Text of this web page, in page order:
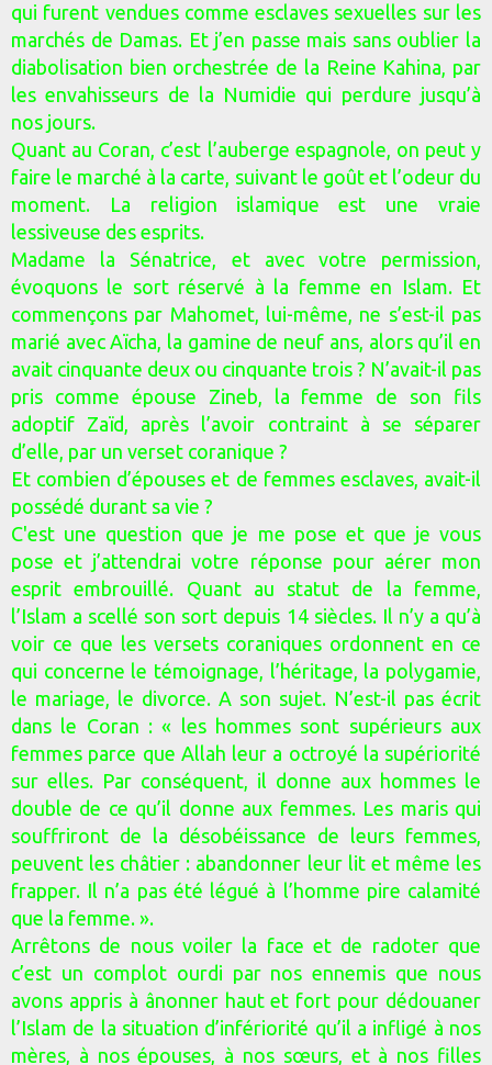
qui furent vendues comme esclaves sexuelles sur les
marchés de Damas. Et j’en passe mais sans oublier la
diabolisation bien orchestrée de la Reine Kahina, par
les envahisseurs de la Numidie qui perdure jusqu’à
nos jours.
Quant au Coran, c’est l’auberge espagnole, on peut y
faire le marché à la carte, suivant le goût et l’odeur du
moment. La religion islamique est une vraie
lessiveuse des esprits.
Madame la Sénatrice, et avec votre permission,
évoquons le sort réservé à la femme en Islam. Et
commençons par Mahomet, lui-même, ne s’est-il pas
marié avec Aïcha, la gamine de neuf ans, alors qu’il en
avait cinquante deux ou cinquante trois ? N’avait-il pas
pris comme épouse Zineb, la femme de son fils
adoptif Zaïd, après l’avoir contraint à se séparer
d’elle, par un verset coranique ?
Et combien d’épouses et de femmes esclaves, avait-il
possédé durant sa vie ?
C'est une question que je me pose et que je vous
pose et j’attendrai votre réponse pour aérer mon
esprit embrouillé. Quant au statut de la femme,
l’Islam a scellé son sort depuis 14 siècles. Il n’y a qu’à
voir ce que les versets coraniques ordonnent en ce
qui concerne le témoignage, l’héritage, la polygamie,
le mariage, le divorce. A son sujet. N’est-il pas écrit
dans le Coran : « les hommes sont supérieurs aux
femmes parce que Allah leur a octroyé la supériorité
sur elles. Par conséquent, il donne aux hommes le
double de ce qu’il donne aux femmes. Les maris qui
souffriront de la désobéissance de leurs femmes,
peuvent les châtier : abandonner leur lit et même les
frapper. Il n’a pas été légué à l’homme pire calamité
que la femme. ».
Arrêtons de nous voiler la face et de radoter que
c’est un complot ourdi par nos ennemis que nous
avons appris à ânonner haut et fort pour dédouaner
l’Islam de la situation d’infériorité qu’il a infligé à nos
mères, à nos épouses, à nos sœurs, et à nos filles